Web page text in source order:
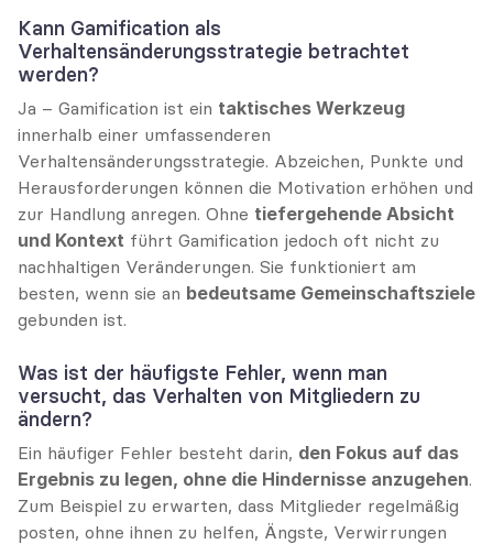
Kann Gamification als
Verhaltensänderungsstrategie betrachtet
werden?
Ja – Gamification ist ein taktisches Werkzeug
innerhalb einer umfassenderen
Verhaltensänderungsstrategie. Abzeichen, Punkte und
Herausforderungen können die Motivation erhöhen und
zur Handlung anregen. Ohne tiefergehende Absicht
und Kontext führt Gamification jedoch oft nicht zu
nachhaltigen Veränderungen. Sie funktioniert am
besten, wenn sie an bedeutsame Gemeinschaftsziele
gebunden ist.
Was ist der häufigste Fehler, wenn man
versucht, das Verhalten von Mitgliedern zu
ändern?
Ein häufiger Fehler besteht darin, den Fokus auf das
Ergebnis zu legen, ohne die Hindernisse anzugehen.
Zum Beispiel zu erwarten, dass Mitglieder regelmäßig
posten, ohne ihnen zu helfen, Ängste, Verwirrungen